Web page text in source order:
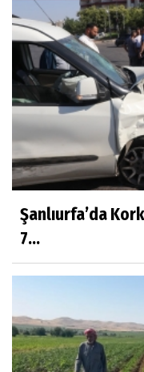
Şanlıurfa’da
7...